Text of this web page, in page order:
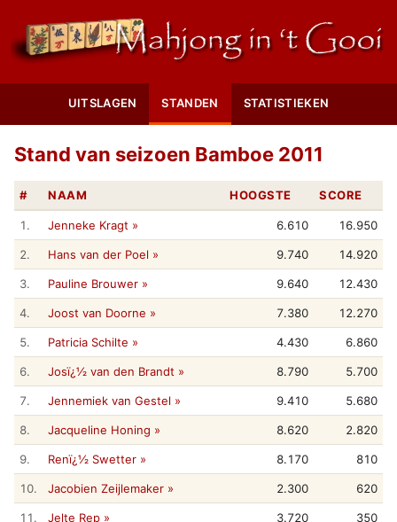
UITSLAGEN STANDEN STATISTIEKEN
Stand van seizoen Bamboe 2011
# NAAM HOOGSTE SCORE
1. Jenneke Kragt » 6.610 16.950
2. Hans van der Poel » 9.740 14.920
3. Pauline Brouwer » 9.640 12.430
4. Joost van Doorne » 7.380 12.270
5. Patricia Schilte » 4.430 6.860
6. Josï¿½ van den Brandt » 8.790 5.700
7. Jennemiek van Gestel » 9.410 5.680
8. Jacqueline Honing » 8.620 2.820
9. Renï¿½ Swetter » 8.170 810
10. Jacobien Zeijlemaker » 2.300 620
11. Jelte Rep » 3.720 350